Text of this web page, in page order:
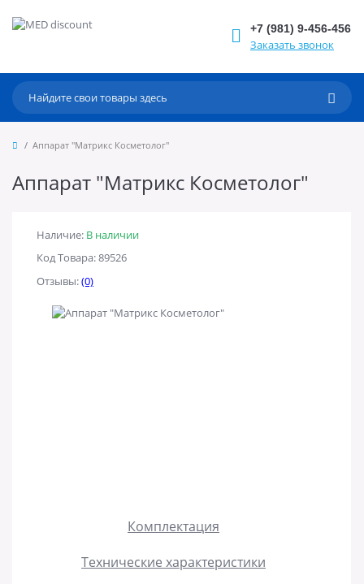
+7 (981) 9-456-456
Заказать звонок
Аппарат "Матрикс Косметолог"
Аппарат "Матрикс Косметолог"
Наличие: В наличии
Код Товара: 89526
Отзывы:(0)
Комплектация
Технические характеристики